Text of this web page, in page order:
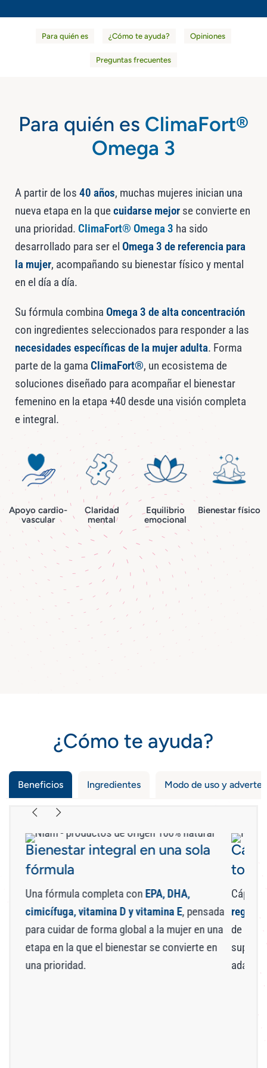
Para quién es ¿Cómo te ayuda? Opiniones
Preguntas frecuentes
Para quién es ClimaFort®
Omega 3
A partir de los 40 años, muchas mujeres inician una
nueva etapa en la quecuidarse mejor se convierte en
una prioridad. ClimaFort® Omega 3 ha sido
desarrollado para ser el Omega 3 de referencia para
la mujer, acompañando su bienestar físico y mental
en el día a día.
Su fórmula combina Omega 3 de alta concentración
con ingredientes seleccionados para responder a las
necesidades específicas de la mujer adulta. Forma
parte de la gama ClimaFort®, un ecosistema de
soluciones diseñado para acompañar el bienestar
femenino en la etapa +40 desde una visión completa
e integral.
Apoyo cardio-
vascular
Claridad
mental
Equilibrio
emocional
Bienestar físico
¿Cómo te ayuda?
Beneficios Ingredientes Modo de uso y
Bienestar integral en una sola
fórmula
Una fórmula completa con EPA, DHA,
cimicífuga, vitamina D y vitamina E, pensada
para cuidar de forma global a la mujer en una
etapa en la que el bienestar se convierte en
una prioridad.
de